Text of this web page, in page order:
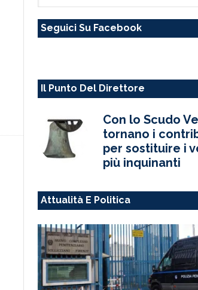
sito
Seguici Su Facebook
Il Punto Del Direttore
Con lo Scudo
tornano i
per sostituire i
più inquinanti
Attualità E Politica